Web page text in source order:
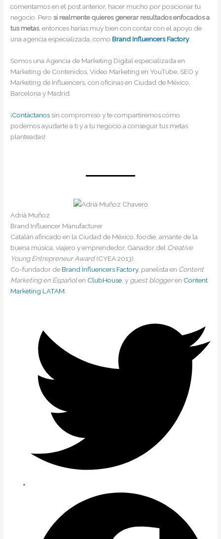
comentamos en el post anterior, hacer mucho por posicionar tu
negocio. Perosi realmente quieres generar resultados enfocados a
tus metas, entonces harías muy bien con contar con el apoyo de
una agencia especializada, como Brand Influencers Factory.
Somos una Agencia de Marketing Digital especializada en
Marketing de Contenidos, Video Marketing en YouTube, SEO y
Marketing de Influencers, con oficinas en Ciudad de México,
Barcelona y Madrid.
¡Contáctanos sin compromiso y te compartiremos cómo
podemos ayudarte a ti y a tu negocio a conseguir tus metas
planteadas!
Adrià Muñoz
Brand Influencer Manufacturer
Catalán afincado en la Ciudad de México, foodie, amante de la
buena música, viajero y emprendedor. Ganador del Creative
Young Entrepreneur Award(CYEA 2013).
Co-fundador de Brand Influencers Factory, panelista en Content
Marketing en Españolen ClubHouse , y guest bloggeren Content
Marketing LATAM